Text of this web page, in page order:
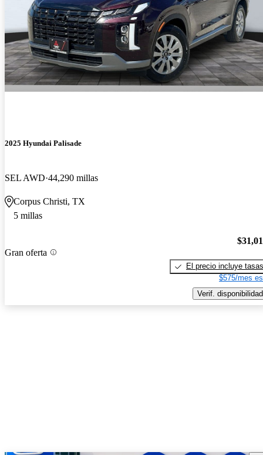
2025 Hyundai Palisade
SEL AWD 44,290 millas
Corpus Christi, TX
5 millas
Gran oferta
El precio incluye tasas
$575/mes
Verif. disponibilidad